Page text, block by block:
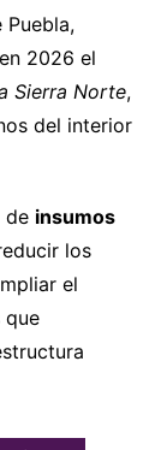
Puebla,
2026 el
Sierra Norte,
del interior
de insumos
los
el
que